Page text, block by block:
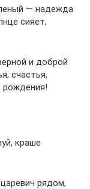
— надежда
сияет,
и доброй
счастья,
рождения!
краше
рядом,